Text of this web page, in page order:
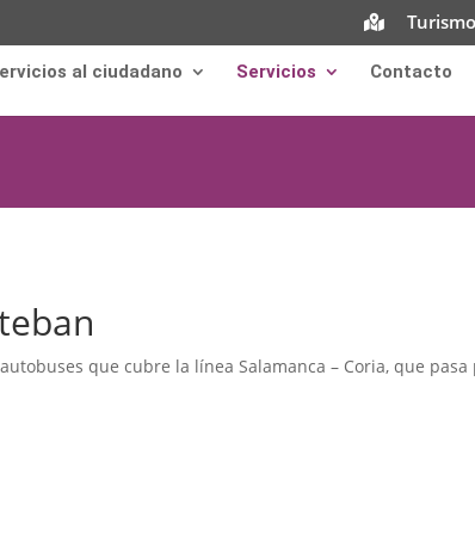
Turismo
al ciudadano Servicios Contacto
que cubre la línea Salamanca – Coria, que